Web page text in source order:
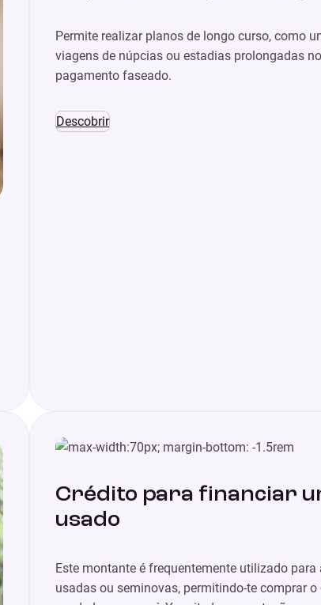
Permite realizar planos de longo curso, como
viagens de núpcias ou estadias prolongadas
pagamento faseado.
Descobrir
Crédito para financiar
usado
Este montante é frequentemente utilizado
usadas ou seminovas, permitindo-te comprar